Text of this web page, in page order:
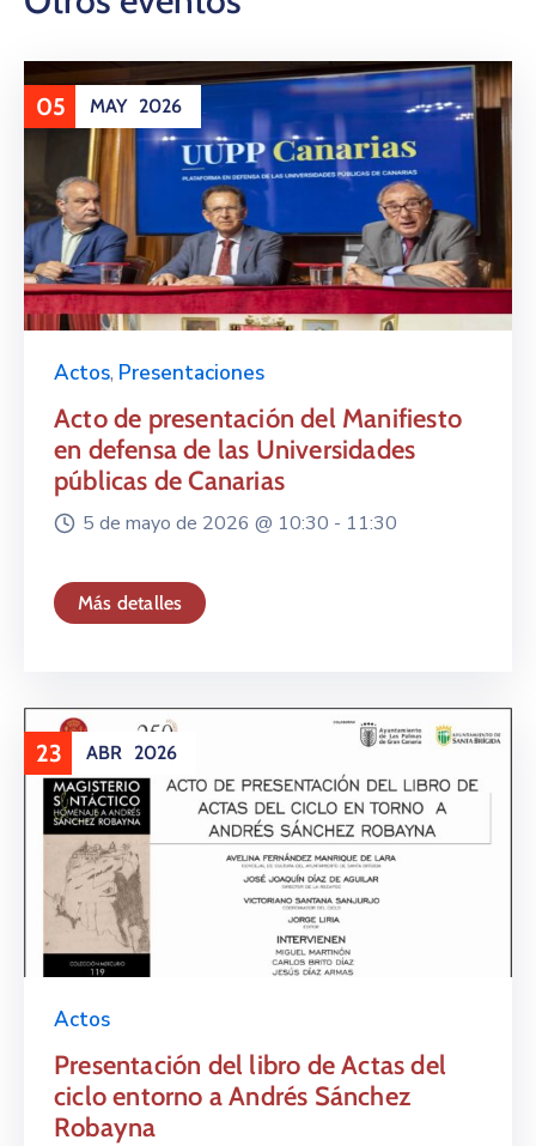
05 MAY 2026
Actos, Presentaciones
Acto de presentación del Manifiesto
en defensa de las Universidades
públicas de Canarias
5 de mayo de 2026 @ 10:30 - 11:30
Más detalles
23 ABR 2026
Actos
Presentación del libro de Actas del
ciclo entorno a Andrés Sánchez
Robayna